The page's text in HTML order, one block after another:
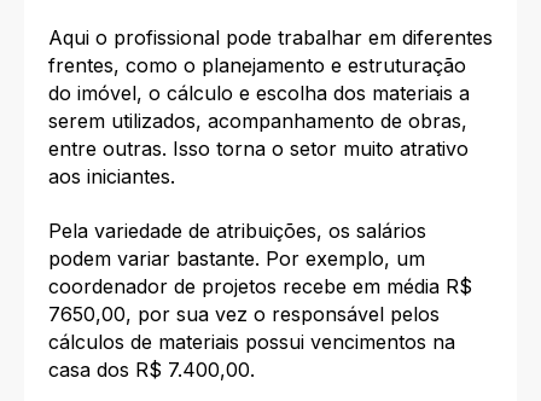
Aqui o profissional pode trabalhar em diferentes
frentes, como o planejamento e estruturação
do imóvel, o cálculo e escolha dos materiais a
serem utilizados, acompanhamento de obras,
entre outras. Isso torna o setor muito atrativo
aos iniciantes.
Pela variedade de atribuições, os salários
podem variar bastante. Por exemplo, um
coordenador de projetos recebe em média R$
7650,00, por sua vez o responsável pelos
cálculos de materiais possui vencimentos na
casa dos R$ 7.400,00.